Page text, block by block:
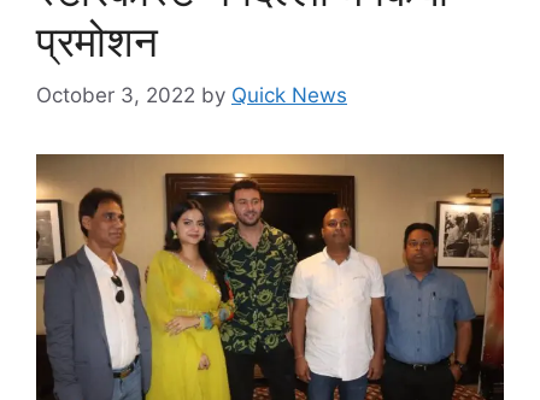
प्रमोशन
October 3, 2022 by Quick News